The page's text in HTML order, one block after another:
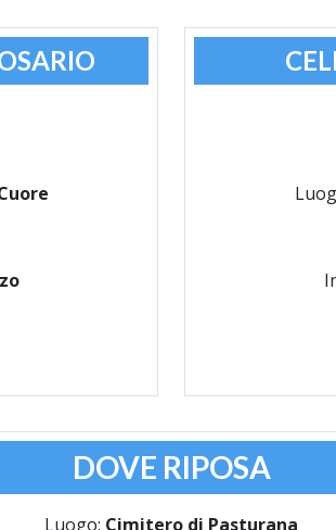
DOVE RIPOSA
Luogo: Cimitero di Pasturana